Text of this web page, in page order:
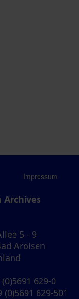
Impressum
Archives
5 - 9
Arolsen
(0)5691 629-0
(0)5691 629-501